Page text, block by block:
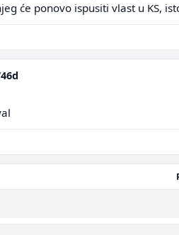
će ponovo ispusiti vlast u KS,